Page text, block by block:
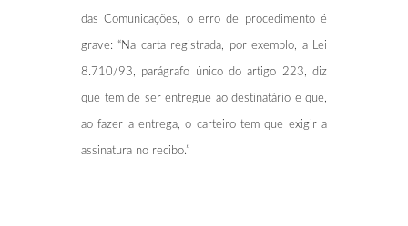
das Comunicações, o erro de procedimento é
grave: “Na carta registrada, por exemplo, a Lei
8.710/93, parágrafo único do artigo 223, diz
que tem de ser entregue ao destinatário e que,
ao fazer a entrega, o carteiro tem que exigir a
assinatura no recibo.”